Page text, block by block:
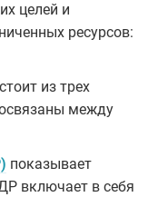
целей и
ресурсов:
из трех
между
показывает
включает в себя